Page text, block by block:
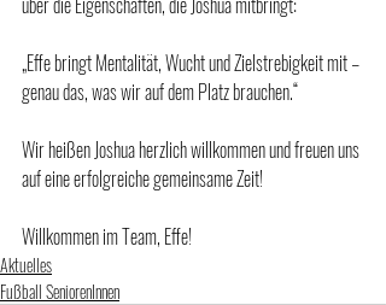
„Effe bringt Mentalität, Wucht und Zielstrebigkeit mit –
genau das, was wir auf dem Platz brauchen.“
Wir heißen Joshua herzlich willkommen und freuen uns
auf eine erfolgreiche gemeinsame Zeit!
Willkommen im Team, Effe!
Aktuelles
Fußball SeniorenInnen